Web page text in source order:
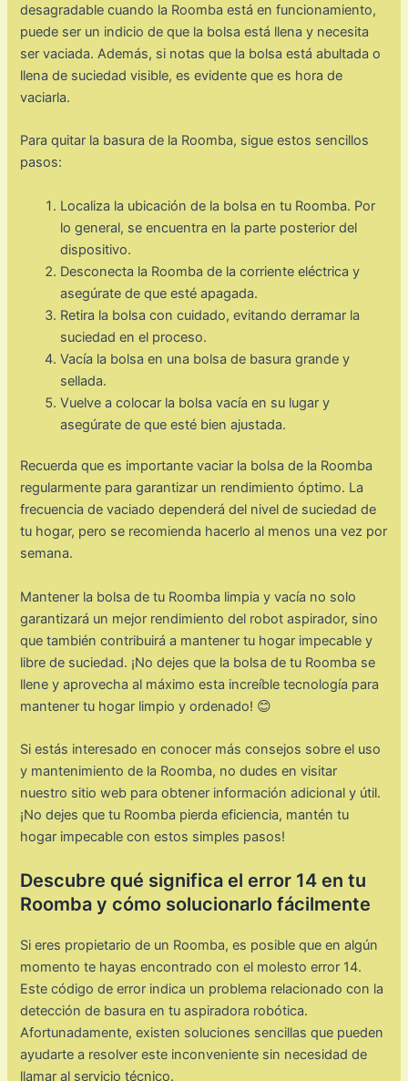
desagradable cuando la Roomba está en funcionamiento,
puede ser un indicio de que la bolsa está llena y necesita
ser vaciada. Además, si notas que la bolsa está abultada o
llena de suciedad visible, es evidente que es hora de
vaciarla.
Para quitar la basura de la Roomba, sigue estos sencillos
pasos:
Localiza la ubicación de la bolsa en tu Roomba. Por
lo general, se encuentra en la parte posterior del
dispositivo.
Desconecta la Roomba de la corriente eléctrica y
asegúrate de que esté apagada.
Retira la bolsa con cuidado, evitando derramar la
suciedad en el proceso.
Vacía la bolsa en una bolsa de basura grande y
sellada.
Vuelve a colocar la bolsa vacía en su lugar y
asegúrate de que esté bien ajustada.
Recuerda que es importante vaciar la bolsa de la Roomba
regularmente para garantizar un rendimiento óptimo. La
frecuencia de vaciado dependerá del nivel de suciedad de
tu hogar, pero se recomienda hacerlo al menos una vez por
semana.
Mantener la bolsa de tu Roomba limpia y vacía no solo
garantizará un mejor rendimiento del robot aspirador, sino
que también contribuirá a mantener tu hogar impecable y
libre de suciedad. ¡No dejes que la bolsa de tu Roomba se
llene y aprovecha al máximo esta increíble tecnología para
mantener tu hogar limpio y ordenado! 😊
Si estás interesado en conocer más consejos sobre el uso
y mantenimiento de la Roomba, no dudes en visitar
nuestro sitio web para obtener información adicional y útil.
¡No dejes que tu Roomba pierda eficiencia, mantén tu
hogar impecable con estos simples pasos!
Descubre qué significa el error 14 en tu
Roomba y cómo solucionarlo fácilmente
Si eres propietario de un Roomba, es posible que en algún
momento te hayas encontrado con el molesto error 14.
Este código de error indica un problema relacionado con la
detección de basura en tu aspiradora robótica.
Afortunadamente, existen soluciones sencillas que pueden
ayudarte a resolver este inconveniente sin necesidad de
llamar al servicio técnico.